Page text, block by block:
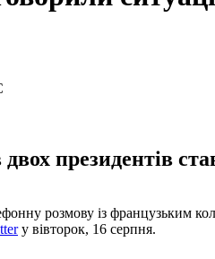
президентів
розмову із французьким
у вівторок, 16 серпня.